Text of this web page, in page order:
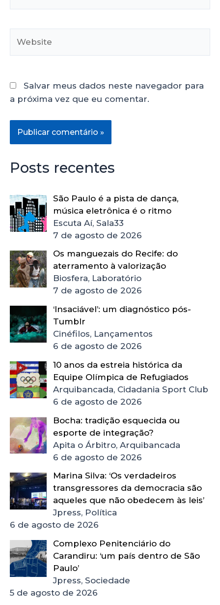
Salvar meus dados neste navegador para
a próxima vez que eu comentar.
Posts recentes
São Paulo é a pista de dança,
música eletrônica é o ritmo
Escuta Aí, Sala33
7 de agosto de 2026
Os manguezais do Recife: do
aterramento à valorização
Biosfera, Laboratório
7 de agosto de 2026
‘Insaciável’: um diagnóstico pós-
Tumblr
Cinéfilos, Lançamentos
6 de agosto de 2026
10 anos da estreia histórica da
Equipe Olímpica de Refugiados
Arquibancada, Cidadania Sport Club
6 de agosto de 2026
Bocha: tradição esquecida ou
esporte de integração?
Apita o Árbitro, Arquibancada
6 de agosto de 2026
Marina Silva: ‘Os verdadeiros
transgressores da democracia são
aqueles que não obedecem às leis’
Jpress, Política
6 de agosto de 2026
Complexo Penitenciário do
Carandiru: ‘um país dentro de São
Paulo’
Jpress, Sociedade
5 de agosto de 2026